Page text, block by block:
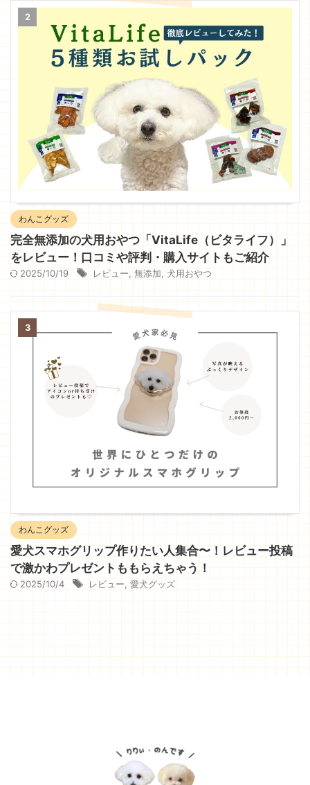
2
わんこグッズ
完全無添加の犬用おやつ「VitaLife（ビタライフ）」
をレビュー！口コミや評判・購入サイトもご紹介
2025/10/19 レビュー 無添加 犬用おやつ
3
わんこグッズ
愛犬スマホグリップ作りたい人集合〜！レビュー投稿
で激かわプレゼントももらえちゃう！
2025/10/4 レビュー 愛犬グッズ